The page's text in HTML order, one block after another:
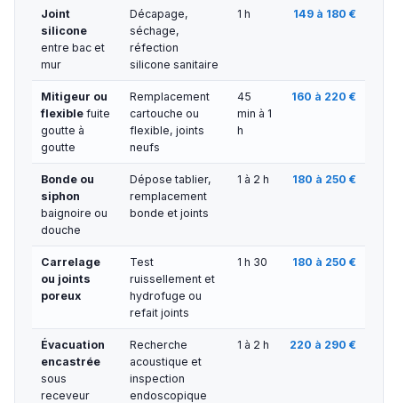
Joint
silicone
entre bac et
mur
Décapage,
séchage,
réfection
silicone sanitaire
1 h 149 à 180 €
Mitigeur ou
flexible fuite
goutte à
goutte
Remplacement
cartouche ou
flexible, joints
neufs
45
min à 1
h
160 à 220 €
Bonde ou
siphon
baignoire ou
douche
Dépose tablier,
remplacement
bonde et joints
1 à 2 h 180 à 250 €
Carrelage
ou joints
poreux
Test
ruissellement et
hydrofuge ou
refait joints
1 h 30 180 à 250 €
Évacuation
encastrée
sous
receveur
Recherche
acoustique et
inspection
endoscopique
1 à 2 h 220 à 290 €